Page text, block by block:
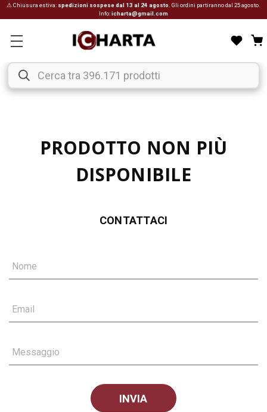
⚠ Chiusura estiva: spedizioni sospese dal 13 al 24 agosto . Gli ordini partiranno dal 25 agosto.
Info:icharta@gmail.com
PRODOTTO NON PIÙ
DISPONIBILE
CONTATTACI
Nome
Email
Messaggio